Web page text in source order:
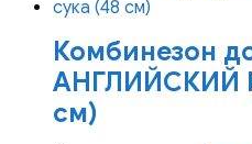
Комбинезон
АНГЛИЙСКИЙ
см)